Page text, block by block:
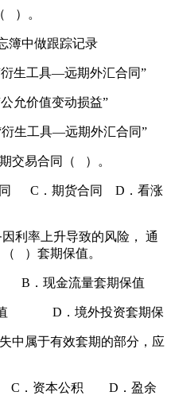
）。
簿中做跟踪记录
生工具—远期外汇合同”
允价值变动损益”
生工具—远期外汇合同”
交易合同（ ）。
C．期货合同 D．看涨
利率上升导致的风险， 通
）套期保值。
现金流量套期保值
值 D．境外投资套期保
中属于有效套期的部分，应
．资本公积 D．盈余